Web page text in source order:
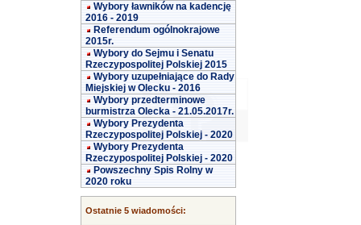
Wybory ławników na kadencję
2016 - 2019
Referendum ogólnokrajowe
2015r.
Wybory do Sejmu i Senatu
Rzeczypospolitej Polskiej 2015
Wybory uzupełniające do Rady
Miejskiej w Olecku - 2016
Wybory przedterminowe
burmistrza Olecka - 21.05.2017r.
Wybory Prezydenta
Rzeczypospolitej Polskiej - 2020
Wybory Prezydenta
Rzeczypospolitej Polskiej - 2020
Powszechny Spis Rolny w
2020 roku
Ostatnie 5 wiadomości: